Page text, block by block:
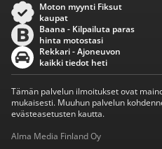
Moton myynti Fiksut
kaupat
Baana - Kilpailuta paras
hinta motostasi
Rekkari - Ajoneuvon
kaikki tiedot heti
Tämän palvelun ilmoitukset ovat
mukaisesti. Muuhun palvelun
evästeasetusten kautta.
Alma Media Finland Oy